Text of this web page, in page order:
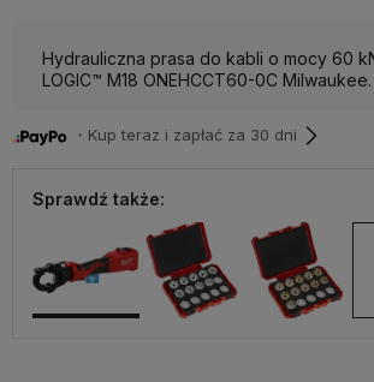
Hydrauliczna prasa do kabli o mocy 60
LOGIC™ M18 ONEHCCT60-0C Milwaukee.
・Kup teraz i zapłać za 30 dni
Sprawdź także: